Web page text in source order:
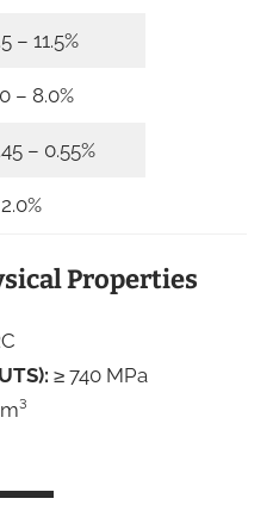
– 11.5%
– 8.0%
– 0.55%
Properties
≥ 740 MPa